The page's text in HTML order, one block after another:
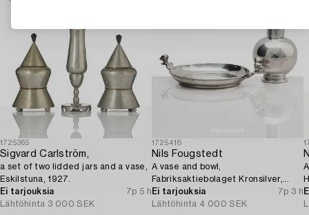
1725365
Sigvard Carlström,
a set of two lidded jars and a vase,
Eskilstuna, 1927.
Ei tarjouksia
7p 5 h
Lähtöhinta 3 000 SEK
1725418
Nils Fougstedt
A vase and bowl,
Fabriksaktiebolaget Kronsilver,
1930s.
Ei tarjouksia
7p 3 h
Lähtöhinta 4 000 SEK